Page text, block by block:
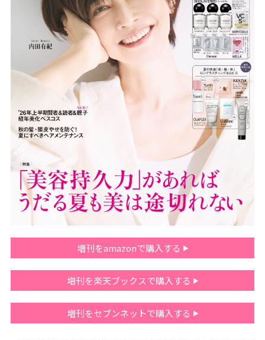
増刊をamazonで購入する
増刊を楽天ブックスで購入する
増刊をセブンネットで購入する